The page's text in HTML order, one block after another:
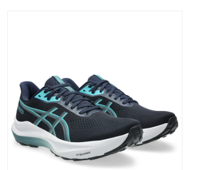
Merken